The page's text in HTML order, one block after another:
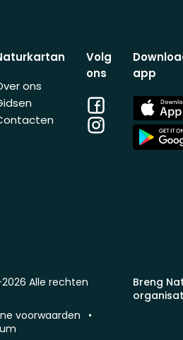
ons
Volg
ons
Facebook
Instagram
app
App
Store
App
Store
Breng
Alle rechten
voorwaarden